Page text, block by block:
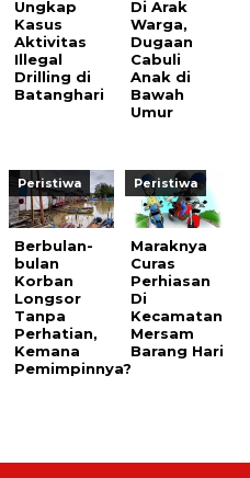
Ungkap
Kasus
Aktivitas
Illegal
Drilling di
Batanghari
Di Arak
Warga,
Dugaan
Cabuli
Anak di
Bawah
Umur
Peristiwa
Berbulan-
bulan
Korban
Longsor
Tanpa
Perhatian,
Kemana
Pemimpinnya?
Peristiwa
Maraknya
Curas
Perhiasan
Di
Kecamatan
Mersam
Barang Hari